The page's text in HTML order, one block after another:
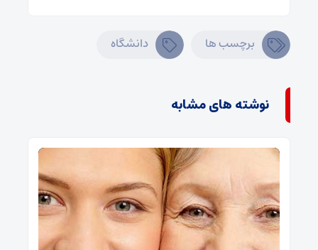
برچسب ها دانشگاه
نوشته های مشابه